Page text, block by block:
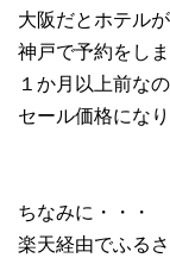
大阪だとホテル
神戸で予約をしま
１か月以上前な
セール価格になり
ちなみに・・・
楽天経由でふる